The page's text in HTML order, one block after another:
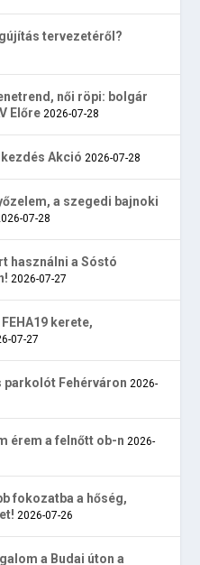
tervezetéről?
női röpi: bolgár
Előre 2026-07-28
Akció 2026-07-28
a szegedi bajnoki
07-28
használni a Sóstó
2026-07-27
kerete,
07-27
parkolót Fehérváron 2026-
érem a felnőtt ob-n 2026-
fokozatba a hőség,
2026-07-26
a Budai úton a